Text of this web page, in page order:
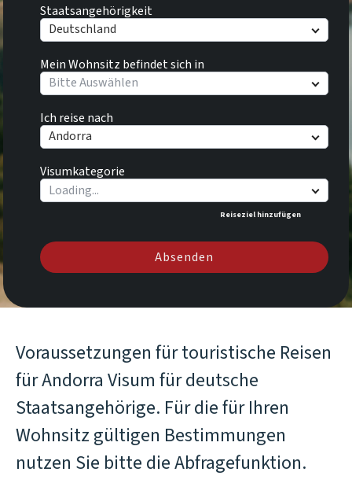
Staatsangehörigkeit
Deutschland
Mein Wohnsitz befindet sich in
Bitte Auswählen
Ich reise nach
Andorra
Visumkategorie
Reiseziel hinzufügen
Absenden
Voraussetzungen für touristische Reisen
für Andorra Visum für deutsche
Staatsangehörige. Für die für Ihren
Wohnsitz gültigen Bestimmungen
nutzen Sie bitte die Abfragefunktion.